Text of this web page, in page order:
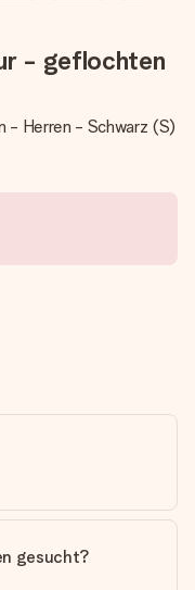
- geflochten
- Herren - Schwarz (S)
gesucht?